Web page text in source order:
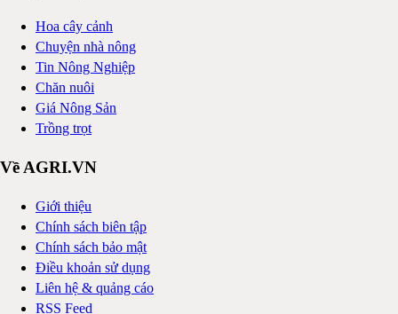
Hoa cây cảnh
Chuyện nhà nông
Tin Nông Nghiệp
Chăn nuôi
Giá Nông Sản
Trồng trọt
Về AGRI.VN
Giới thiệu
Chính sách biên tập
Chính sách bảo mật
Điều khoản sử dụng
Liên hệ & quảng cáo
RSS Feed